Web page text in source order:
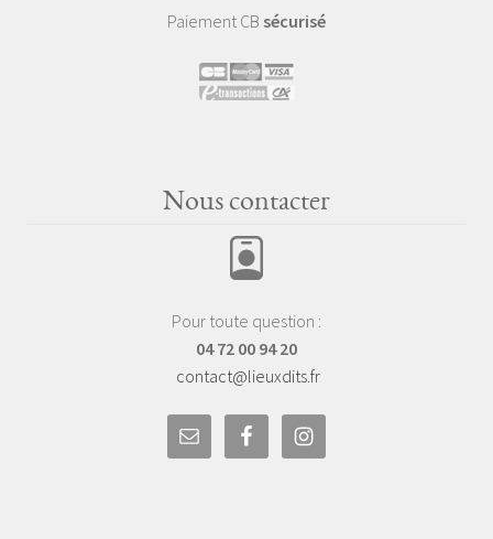
Paiement CB sécurisé
Nous contacter
Pour toute question :
04 72 00 94 20
contact@lieuxdits.fr